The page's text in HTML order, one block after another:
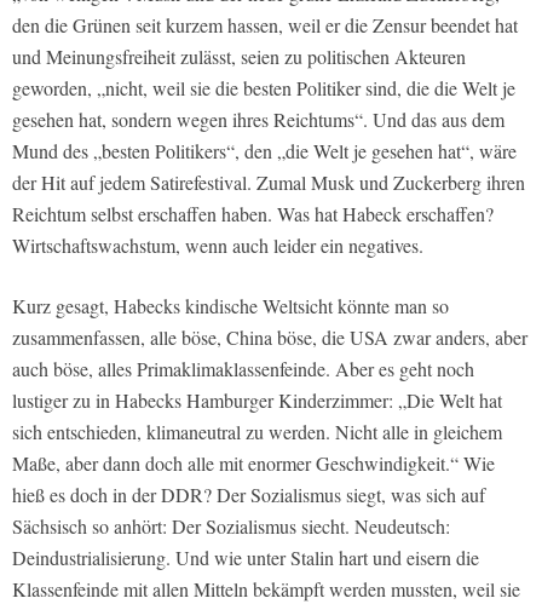
den die Grünen seit kurzem hassen, weil er die Zensur beendet hat
und Meinungsfreiheit zulässt, seien zu politischen Akteuren
geworden, „nicht, weil sie die besten Politiker sind, die die Welt je
gesehen hat, sondern wegen ihres Reichtums“. Und das aus dem
Mund des „besten Politikers“, den „die Welt je gesehen hat“, wäre
der Hit auf jedem Satirefestival. Zumal Musk und Zuckerberg ihren
Reichtum selbst erschaffen haben. Was hat Habeck erschaffen?
Wirtschaftswachstum, wenn auch leider ein negatives.
Kurz gesagt, Habecks kindische Weltsicht könnte man so
zusammenfassen, alle böse, China böse, die USA zwar anders, aber
auch böse, alles Primaklimaklassenfeinde. Aber es geht noch
lustiger zu in Habecks Hamburger Kinderzimmer: „Die Welt hat
sich entschieden, klimaneutral zu werden. Nicht alle in gleichem
Maße, aber dann doch alle mit enormer Geschwindigkeit.“ Wie
hieß es doch in der DDR? Der Sozialismus siegt, was sich auf
Sächsisch so anhört: Der Sozialismus siecht. Neudeutsch:
Deindustrialisierung. Und wie unter Stalin hart und eisern die
Klassenfeinde mit allen Mitteln bekämpft werden mussten, weil sie